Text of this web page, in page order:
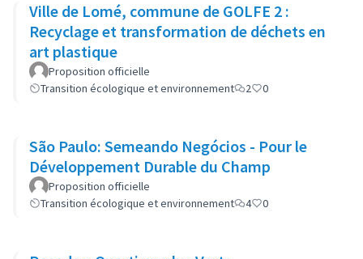
Ville de Lomé, commune de GOLFE 2 :
Recyclage et transformation de déchets en
art plastique
Proposition officielle
Transition écologique et environnement
2 0
São Paulo: Semeando Negócios - Pour le
Développement Durable du Champ
Proposition officielle
Transition écologique et environnement
4 0